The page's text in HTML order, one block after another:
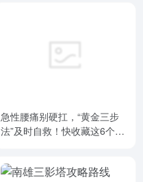
急性腰痛别硬扛，“黄金三步
法”及时自救！快收藏这6个日